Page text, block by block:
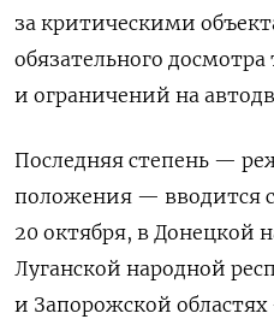
за критическими
обязательного досмотра
и ограничений на
Последняя степень —
положения — вводится с
20 октября, в Донецкой
Луганской народной
и Запорожской